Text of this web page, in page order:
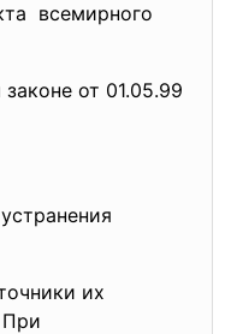
всемирного
законе от 01.05.99
их
При